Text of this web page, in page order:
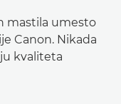
mastila umesto
Canon. Nikada
kvaliteta